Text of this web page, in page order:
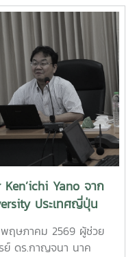
Ken’ichi Yano จาก
ประเทศญี่ปุ่น
ามร่วมมือทางวิชาการ
กเปลี่ยนนักศึกษา
ฤษภาคม 2569 ผู้ช่วย
ย์ ดร.กาญจนา นาค